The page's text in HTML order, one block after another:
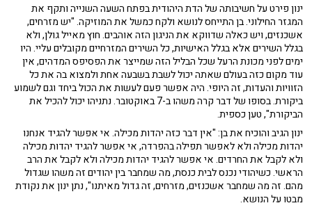
ינון פירט על חשיבותה של הדת היהודית בפתח השעה השנייה ותקף את
המגזר החילוני. בן התייחס לנושא ולקח כמשל את המוזיקה. "יש מזרחים,
אשכנזים, ויש כאלה שדווקא את הניגון הזה אוהבים. חוץ מאייל גולן, ולא
בגלל השירים אלא בגלל האישיות, כל השירים המזרחיים מקובלים עליי. היו
ימים לפני מכונת הרעל שכל הבליל הזה שמייצר את הפסיפס המדהים, אין
עוד מקום כזה בעולם שאתה יכול לשבת בשבעה אחת ולמצוא בה את כל
הזוויות והעדות, זה היופי. היה אפשר פעם לעשות את הכול ביחד וגם לשמוע
ביקורת. בסופו של דבר קרה משהו ב-7 באוקטובר. נתניהו יכול להכיל את
הביקורת", טען כספית.
ינון הגיב והוכיח את בן: "אין דבר כזה יהדות מכילה. אי אפשר להגיד אנחנו
יהדות מכילה ולא לאפשר תפילה בהפרדה, אי אפשר להגיד יהדות מכילה
ולא לקבל את החרדים. אי אפשר להגיד יהדות מכילה ולא לקבל את הרב
הראשי. כשיהודי נכנס לבית כנסת, מה שמחבר בין יהודים זה משהו שגדול
מהם. זה מה שמחבר אשכנזים, מזרחים, זה גדול מאיתנו", נתן ינון את נקודת
מבטו על הנושא.